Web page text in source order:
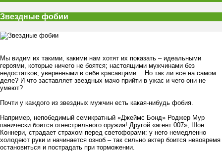
Звездные фобии
Мы видим их такими, какими нам хотят их показать – идеальными
героями, которые ничего не боятся; настоящими мужчинами без
недостатков; уверенными в себе красавцами… Но так ли все на самом
деле? И что заставляет звездных мачо прийти в ужас и чего они не
умеют?
Почти у каждого из звездных мужчин есть какая-нибудь фобия.
Например, непобедимый семикратный «Джеймс Бонд» Роджер Мур
панически боится огнестрельного оружия! Другой «агент 007», Шон
Коннери, страдает страхом перед светофорами: у него немедленно
холодеют руки и начинается озноб – так сильно актер боится невовремя
остановиться и пострадать при торможении.